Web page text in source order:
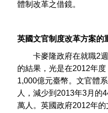
體制改革之借鏡。
英國文官制度改革方案的
卡麥隆政府在就職2週
的結果，光是在2012年
1,000億元臺幣。文官體
人，減少到2013年3月的
萬人。英國政府2012年